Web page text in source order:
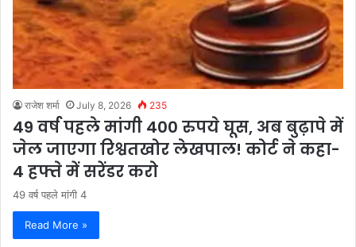
राजेश शर्मा July 8, 2026 235
49 वर्ष पहले मांगी 400 रुपये घूस, अब बुढ़ापे में
जेल जाएगा रिश्वतखोर लेखपाल! कोर्ट ने कहा-
4 हफ्ते में सरेंडर करो
49 वर्ष पहले मांगी 4
Read More »